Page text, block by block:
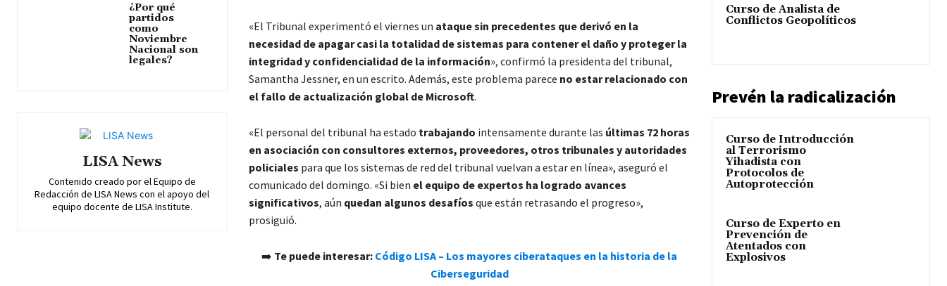
¿Por qué
partidos
como
Noviembre
Nacional son
legales?
LISA News
Contenido creado por el Equipo de
Redacción de LISA News con el apoyo del
equipo docente de LISA Institute.
«El Tribunal experimentó el viernes un ataque sin precedentes que derivó en la
necesidad de apagar casi la totalidad de sistemas para contener el daño y proteger la
integridad y confidencialidad de la información», confirmó la presidenta del tribunal,
Samantha Jessner, en un escrito. Además, este problema parece no estar relacionado con
el fallo de actualización global de Microsoft.
«El personal del tribunal ha estado trabajando intensamente durante las últimas 72 horas
en asociación con consultores externos, proveedores, otros tribunales y autoridades
policiales para que los sistemas de red del tribunal vuelvan a estar en línea», aseguró el
comunicado del domingo. «Si bien el equipo de expertos ha logrado avances
significativos, aún quedan algunos desafíos que están retrasando el progreso»,
prosiguió.
➡️ Te puede interesar: Código LISA – Los mayores ciberataques en la historia de la
Ciberseguridad
Curso de Analista de
Conflictos Geopolíticos
Prevén la radicalización
Curso de Introducción
al Terrorismo
Yihadista con
Protocolos de
Autoprotección
Curso de Experto en
Prevención de
Atentados con
Explosivos